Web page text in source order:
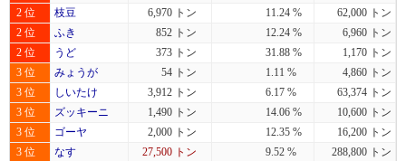
2 位
枝豆 6,970 トン 11.24 %
62,000 トン
2 位
ふき 852 トン 12.24 %
6,960 トン
2 位
うど 373 トン 31.88 %
1,170 トン
3 位
みょうが 54 トン 1.11 %
4,860 トン
3 位
しいたけ 3,912 トン 6.17 %
63,374 トン
3 位
ズッキーニ 1,490 トン 14.06 %
10,600 トン
3 位
ゴーヤ 2,000 トン 12.35 %
16,200 トン
3 位
なす 27,500 トン 9.52 %
288,800 トン